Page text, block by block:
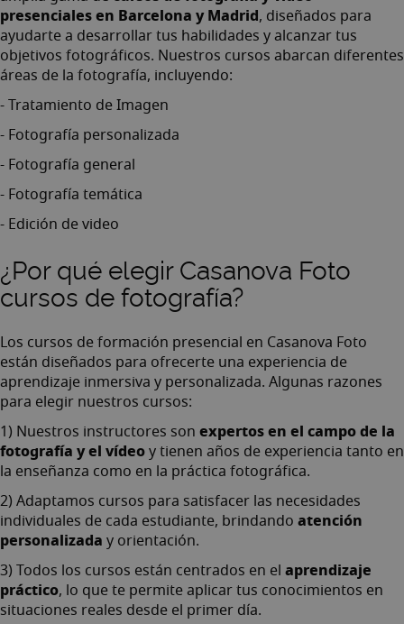
presenciales en Barcelona y Madrid, diseñados para
ayudarte a desarrollar tus habilidades y alcanzar tus
objetivos fotográficos. Nuestros cursos abarcan diferentes
áreas de la fotografía, incluyendo:
- Tratamiento de Imagen
- Fotografía personalizada
- Fotografía general
- Fotografía temática
- Edición de video
¿Por qué elegir Casanova Foto
cursos de fotografía?
Los cursos de formación presencial en Casanova Foto
están diseñados para ofrecerte una experiencia de
aprendizaje inmersiva y personalizada. Algunas razones
para elegir nuestros cursos:
1) Nuestros instructores son expertos en el campo de la
fotografía y el vídeoy tienen años de experiencia tanto en
la enseñanza como en la práctica fotográfica.
2) Adaptamos cursos para satisfacer las necesidades
individuales de cada estudiante, brindando atención
personalizada y orientación.
3) Todos los cursos están centrados en el aprendizaje
práctico, lo que te permite aplicar tus conocimientos en
situaciones reales desde el primer día.